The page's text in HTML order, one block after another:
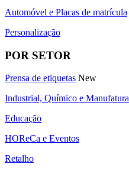
Automóvel e Placas de matrícula
Personalização
POR SETOR
Prensa de etiquetas New
Industrial, Químico e Manufatura
Educação
HOReCa e Eventos
Retalho